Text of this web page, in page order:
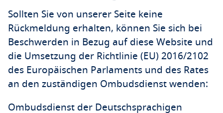
Sollten Sie von unserer Seite keine
Rückmeldung erhalten, können Sie sich bei
Beschwerden in Bezug auf diese Website und
die Umsetzung der Richtlinie (EU) 2016/2102
des Europäischen Parlaments und des Rates
an den zuständigen Ombudsdienst wenden:
Ombudsdienst der Deutschsprachigen